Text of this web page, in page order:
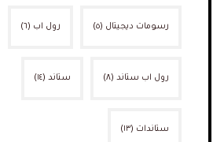
رسومات ديجيتال (٥) رول اب (٦)
رول اب ستاند(٨) ستاند(١٤)
ستاندات (١٣)